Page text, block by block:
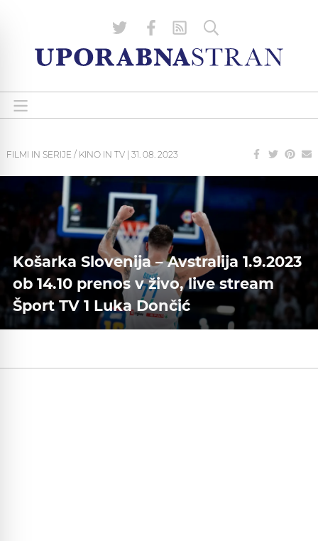
FILMI IN SERIJE / KINO IN TV 31. 08. 2023
Košarka Slovenija – Avstralija 1.9.2023
ob 14.10 prenos v živo, live stream
Šport TV 1 Luka Dončić